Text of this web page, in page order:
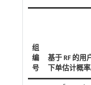
组
编
号
基于 RF 的用
下单估计概